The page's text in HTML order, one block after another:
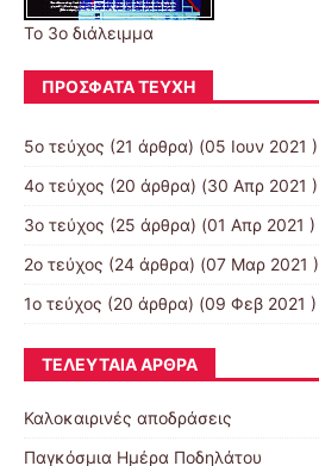
Το 3ο διάλειμμα
ΠΡΌΣΦΑΤΑ ΤΕΎΧΗ
5ο τεύχος (21 άρθρα) (05 Ιουν 2021 )
4ο τεύχος (20 άρθρα) (30 Απρ 2021 )
3ο τεύχος (25 άρθρα) (01 Απρ 2021 )
2ο τεύχος (24 άρθρα) (07 Μαρ 2021 )
1ο τεύχος (20 άρθρα) (09 Φεβ 2021 )
ΤΕΛΕΥΤΑΊΑ ΆΡΘΡΑ
Καλοκαιρινές αποδράσεις
Παγκόσμια Ημέρα Ποδηλάτου